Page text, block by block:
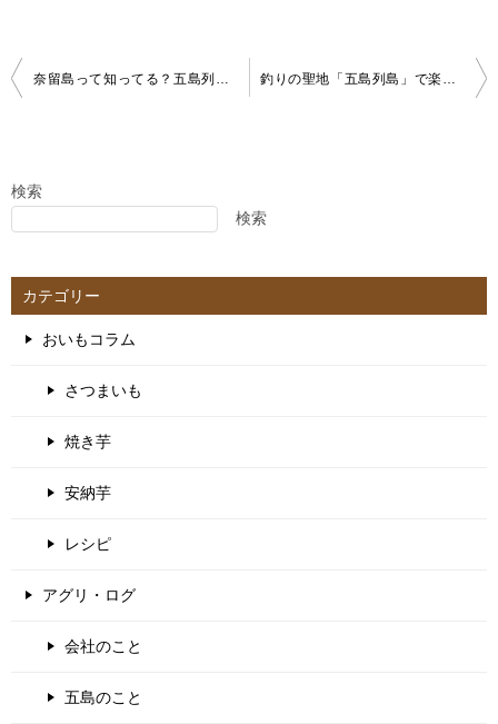
投
稿
ゲ
ョ
ン
奈留島って知ってる？五島列島の二次離島「奈留島」へ初めて行ってみた！ 釣りの聖地「五島列島」で楽しむ釣りのポイントや何が釣れる？漁獲量ランキング、旬の魚、美味しい魚料理を楽しめる店までまとめてみた
検索
検索
カテゴリー
おいもコラム
さつまいも
焼き芋
安納芋
レシピ
アグリ・ログ
会社のこと
五島のこと